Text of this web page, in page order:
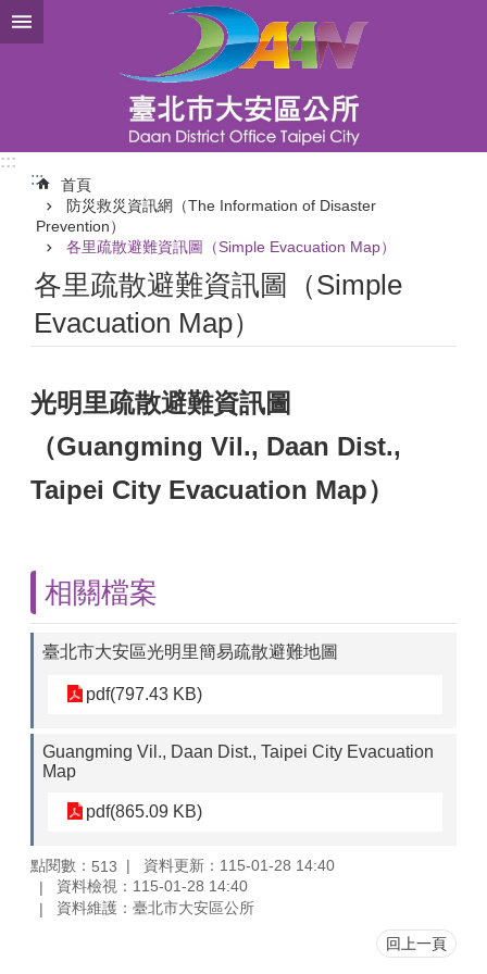
跳到主要內容區塊
:::
:::
首頁
防災救災資訊網（The Information of Disaster
Prevention）
各里疏散避難資訊圖（Simple Evacuation Map）
各里疏散避難資訊圖（Simple
Evacuation Map）
光明里疏散避難資訊圖
（Guangming Vil., Daan Dist.,
Taipei City Evacuation Map）
相關檔案
臺北市大安區光明里簡易疏散避難地圖
pdf(797.43 KB)
Guangming Vil., Daan Dist., Taipei City Evacuation
Map
pdf(865.09 KB)
點閱數： 513
資料更新：115-01-28 14:40
資料檢視：115-01-28 14:40
資料維護：臺北市大安區公所
回上一頁